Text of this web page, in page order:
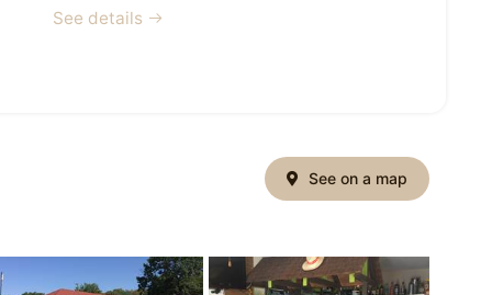
See details
See on a map